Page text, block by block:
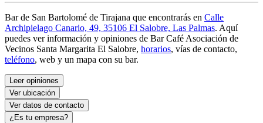
Bar de San Bartolomé de Tirajana que encontrarás en Calle
Archipielago Canario, 49, 35106 El Salobre, Las Palmas. Aquí
puedes ver información y opiniones de Bar Café Asociación de
Vecinos Santa Margarita El Salobre, horarios, vías de contacto,
teléfono, web y un mapa con su bar.
Leer opiniones
Ver ubicación
Ver datos de contacto
¿Es tu empresa?